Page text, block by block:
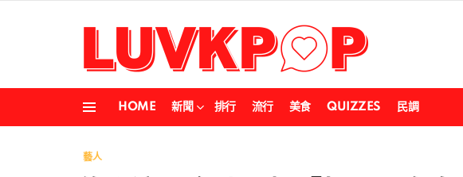
HOME 新聞 排行 流行 美食 QUIZZES 民調
藝人